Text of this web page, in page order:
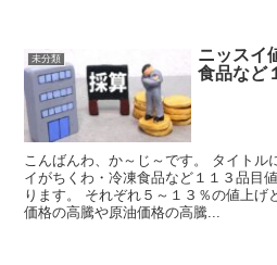
未分類
ニッスイ
食品など
こんばんわ、か～じ～です。 タイトル
イがちくわ・冷凍食品など１１３品目
ります。 それぞれ５～１３％の値上げ
価格の高騰や原油価格の高騰...